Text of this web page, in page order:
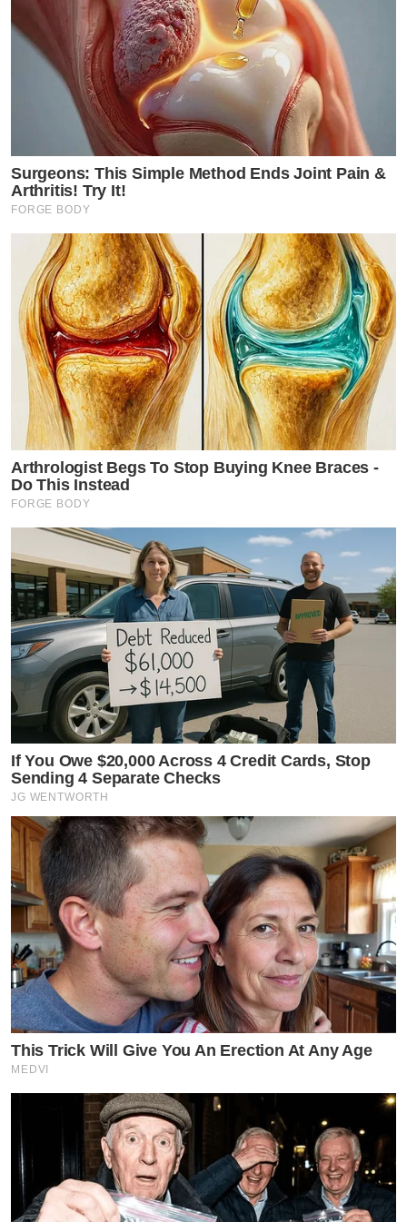
Surgeons: This Simple Method Ends Joint Pain &
Arthritis! Try It!
FORGE BODY
Arthrologist Begs To Stop Buying Knee Braces -
Do This Instead
FORGE BODY
If You Owe $20,000 Across 4 Credit Cards, Stop
Sending 4 Separate Checks
JG WENTWORTH
This Trick Will Give You An Erection At Any Age
MEDVI